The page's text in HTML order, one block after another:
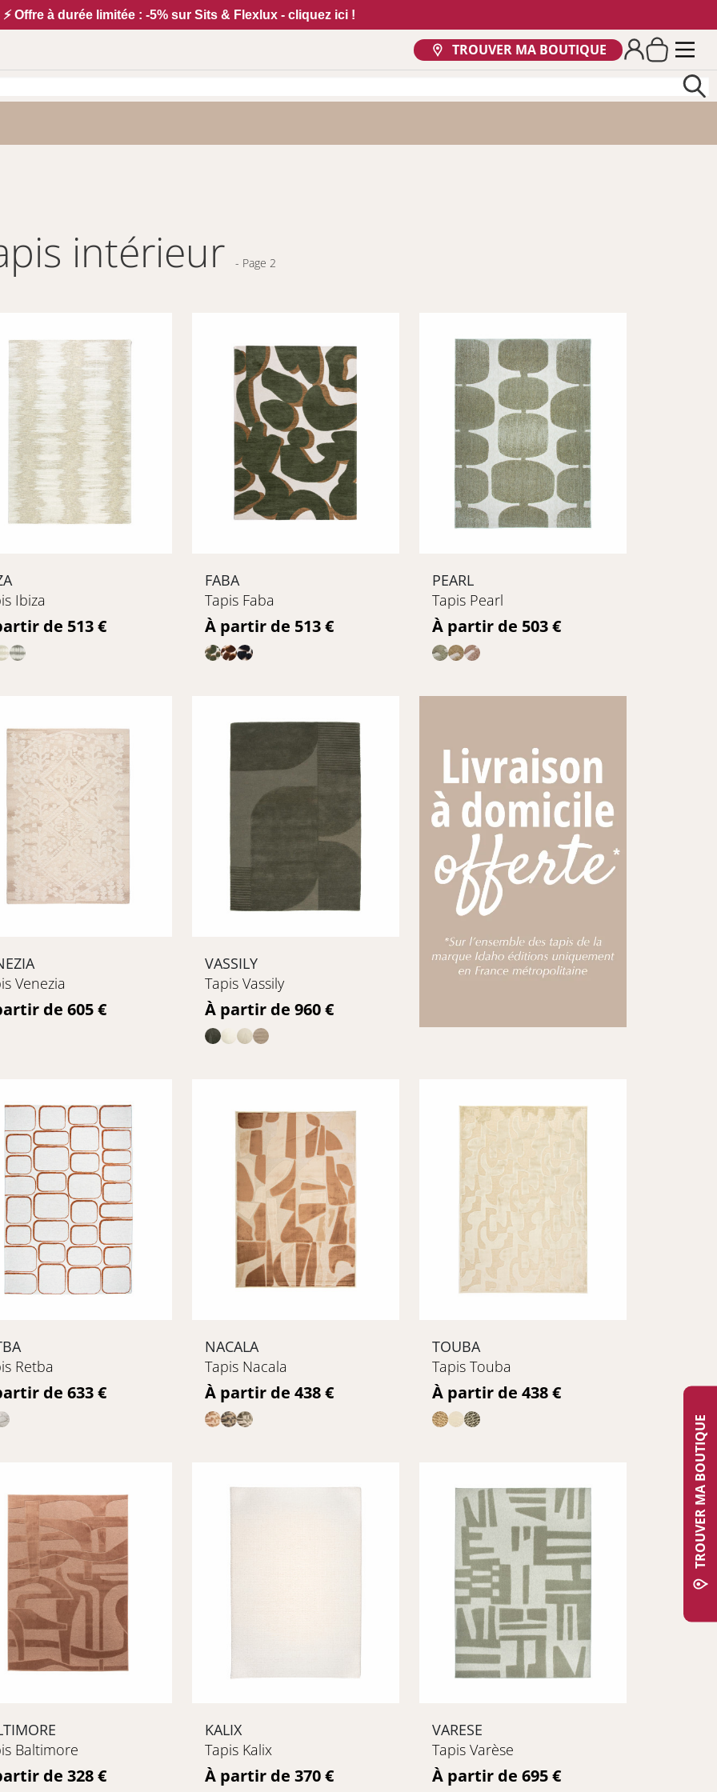
⚡ Offre à durée limitée : -5% sur Sits & Flexlux - cliquez ici !
TROUVER MA BOUTIQUE
intérieur - Page 2
Ibiza
de 513 €
FABA
Tapis Faba
Prix
À partir de 513 €
PEARL
Tapis Pearl
Prix
À partir de 503 €
Venezia
de 605 €
VASSILY
Tapis Vassily
Prix
À partir de 960 €
Retba
de 633 €
NACALA
Tapis Nacala
Prix
À partir de 438 €
TOUBA
Tapis Touba
Prix
À partir de 438 €
Baltimore
de 328 €
KALIX
Tapis Kalix
Prix
À partir de 370 €
VARESE
Tapis Varèse
Prix
À partir de 695 €
TROUVER MA BOUTIQUE